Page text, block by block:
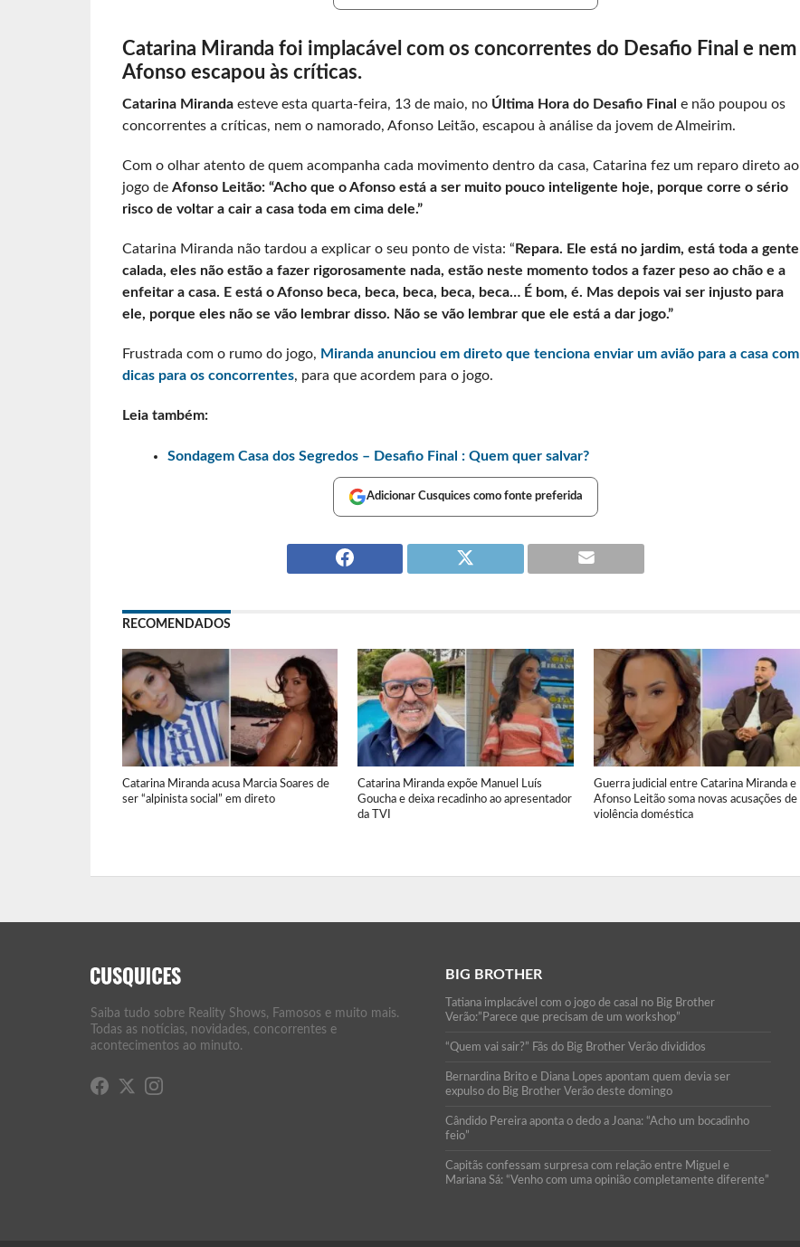
Catarina Miranda foi implacável com os concorrentes do Desafio Final e nem
Afonso escapou às críticas.
Catarina Mirandaesteve esta quarta-feira, 13 de maio, no Última Hora do Desafio Final e não poupou os
concorrentes a críticas, nem o namorado, Afonso Leitão, escapou à análise da jovem de Almeirim.
Com o olhar atento de quem acompanha cada movimento dentro da casa, Catarina fez um reparo direto ao
jogo de Afonso Leitão: “Acho que o Afonso está a ser muito pouco inteligente hoje, porque corre o sério
risco de voltar a cair a casa toda em cima dele.”
Catarina Miranda não tardou a explicar o seu ponto de vista: “ Repara. Ele está no jardim, está toda a gente
calada, eles não estão a fazer rigorosamente nada, estão neste momento todos a fazer peso ao chão e a
enfeitar a casa. E está o Afonso beca, beca, beca, beca, beca… É bom, é. Mas depois vai ser injusto para
ele, porque eles não se vão lembrar disso. Não se vão lembrar que ele está a dar jogo.”
Frustrada com o rumo do jogo, Miranda anunciou em direto que tenciona enviar um avião para a casa com
dicas para os concorrentes, para que acordem para o jogo.​​​​​​​​​​​​​​​​
Leia também:
Sondagem Casa dos Segredos – Desafio Final : Quem quer salvar?
Adicionar Cusquices como fonte preferida
RECOMENDADOS
Catarina Miranda acusa Marcia Soares de
ser “alpinista social” em direto
Catarina Miranda expõe Manuel Luís
Goucha e deixa recadinho ao apresentador
da TVI
Guerra judicial entre Catarina Miranda e
Afonso Leitão soma novas acusações de
violência doméstica
Saiba tudo sobre Reality Shows, Famosos e muito mais.
Todas as notícias, novidades, concorrentes e
acontecimentos ao minuto.
BIG BROTHER
Tatiana implacável com o jogo de casal no Big Brother
Verão:”Parece que precisam de um workshop”
“Quem vai sair?” Fãs do Big Brother Verão divididos
Bernardina Brito e Diana Lopes apontam quem devia ser
expulso do Big Brother Verão deste domingo
Cândido Pereira aponta o dedo a Joana: “Acho um bocadinho
feio”
Capitãs confessam surpresa com relação entre Miguel e
Mariana Sá: “Venho com uma opinião completamente diferente”